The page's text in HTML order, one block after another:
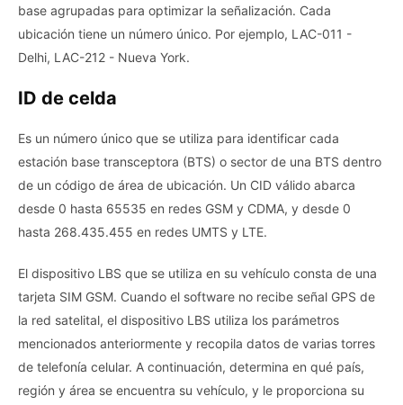
base agrupadas para optimizar la señalización. Cada
ubicación tiene un número único. Por ejemplo, LAC-011 -
Delhi, LAC-212 - Nueva York.
ID de celda
Es un número único que se utiliza para identificar cada
estación base transceptora (BTS) o sector de una BTS dentro
de un código de área de ubicación. Un CID válido abarca
desde 0 hasta 65535 en redes GSM y CDMA, y desde 0
hasta 268.435.455 en redes UMTS y LTE.
El dispositivo LBS que se utiliza en su vehículo consta de una
tarjeta SIM GSM. Cuando el software no recibe señal GPS de
la red satelital, el dispositivo LBS utiliza los parámetros
mencionados anteriormente y recopila datos de varias torres
de telefonía celular. A continuación, determina en qué país,
región y área se encuentra su vehículo, y le proporciona su